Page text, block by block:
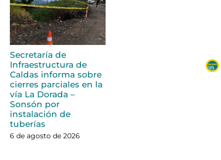
Secretaría de
Infraestructura de
Caldas informa sobre
cierres parciales en la
vía La Dorada –
Sonsón por
instalación de
tuberías
6 de agosto de 2026